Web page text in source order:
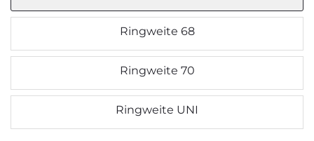
Ringweite 68
Ringweite 70
Ringweite UNI